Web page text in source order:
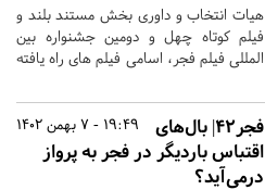
هیات انتخاب و داوری بخش مستند بلند و
فیلم کوتاه چهل و دومین جشنواره بین
المللی فیلم فجر، اسامی فیلم های راه یافته
19:49 - 7 بهمن 1402
فجر42| بال‌های
اقتباس باردیگر در فجر به پرواز
درمی‌آید؟